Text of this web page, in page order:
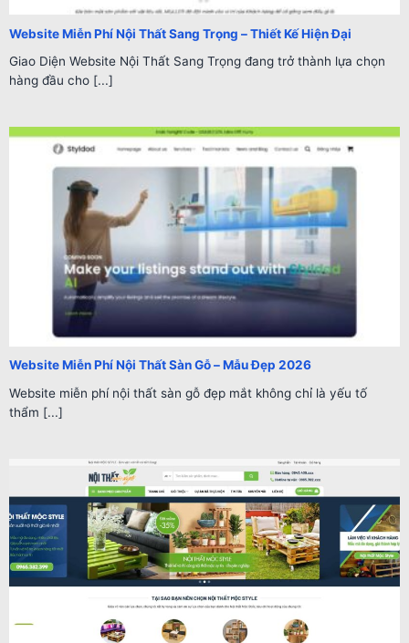
Website Miễn Phí Nội Thất Sang Trọng – Thiết Kế Hiện Đại
Giao Diện Website Nội Thất Sang Trọng đang trở thành lựa chọn
hàng đầu cho [...]
Website Miễn Phí Nội Thất Sàn Gỗ – Mẫu Đẹp 2026
Website miễn phí nội thất sàn gỗ đẹp mắt không chỉ là yếu tố
thẩm [...]